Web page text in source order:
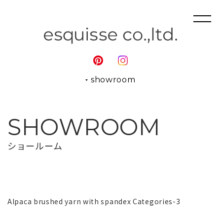
showroom
SHOWROOM
ショールーム
Alpaca brushed yarn with spandex Categories-3